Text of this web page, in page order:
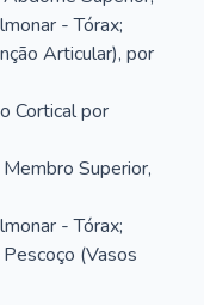
- Tórax;
Articular), por
Cortical por
Superior,
- Tórax;
(Vasos